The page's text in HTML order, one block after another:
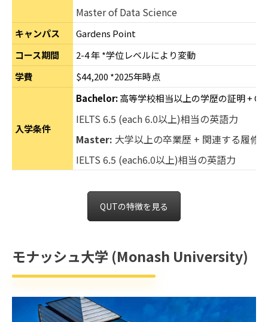
Master of Data Science
キャンパス
Gardens Point
コース期間
2-4 年 *学位レベルにより変動
学費
$44,200 *2025年時点
入学条件
Bachelor:高等学校相当以上の学歴の証明 +
IELTS 6.5 (each 6.0以上)相当の英語力
Master: 大学以上の卒業歴 + 関連する履修
IELTS 6.5 (each6.0以上)相当の英語力
QUTの特徴を見る
モナッシュ大学 (Monash University)